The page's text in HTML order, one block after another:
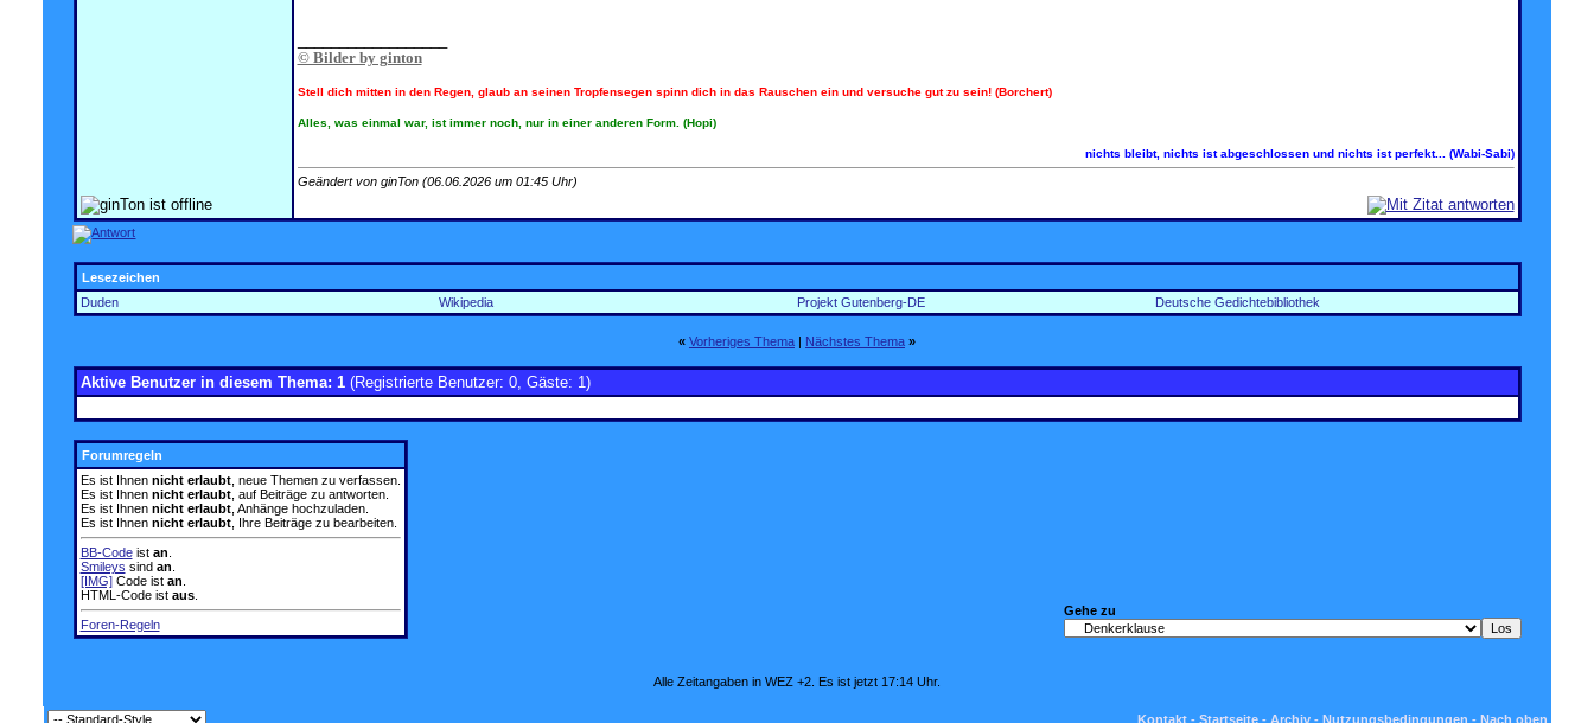
© Bilder by ginton
Stell dich mitten in den Regen, glaub an seinen Tropfensegen spinn dich in das Rauschen ein und versuche gut zu sein! (Borchert)
Alles, was einmal war, ist immer noch, nur in einer anderen Form. (Hopi)
nichts bleibt, nichts ist abgeschlossen und nichts ist perfekt... (Wabi-Sabi)
Geändert von ginTon (06.06.2026 um 01:45Uhr)
Lesezeichen
Duden
Wikipedia Projekt Gutenberg-DE Deutsche Gedichtebibliothek
« Vorheriges Thema | Nächstes Thema »
Aktive Benutzer in diesem Thema: 1 (Registrierte Benutzer: 0, Gäste: 1)
Forumregeln
Es ist Ihnen nicht erlaubt, neue Themen zu verfassen.
Es ist Ihnen nicht erlaubt, auf Beiträge zu antworten.
Es ist Ihnen nicht erlaubt, Anhänge hochzuladen.
Es ist Ihnen nicht erlaubt, Ihre Beiträge zu bearbeiten.
BB-Codeist an
Smileys sind an
[IMG]Code ist an
HTML-Code ist aus.
Foren-Regeln
Gehe zu
Alle Zeitangaben in WEZ +2. Es ist jetzt 17:14 Uhr.
Kontakt- Startseite- Archiv- Nutzungsbedingungen - Nach oben